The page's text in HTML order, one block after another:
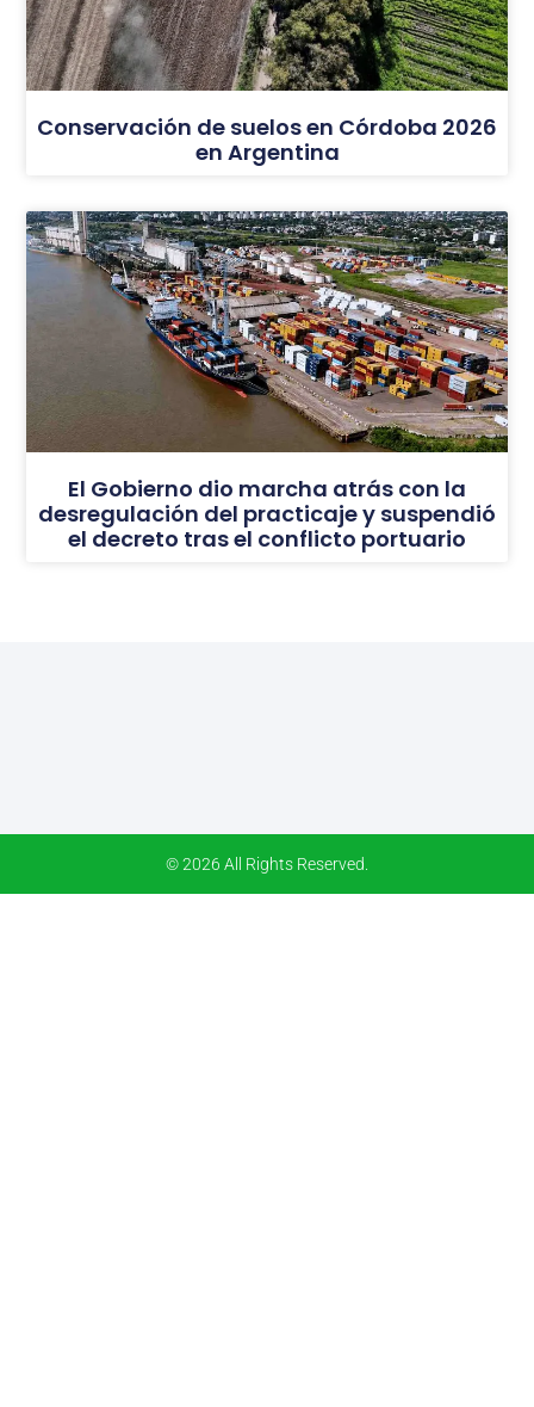
Conservación de suelos en Córdoba 2026
en Argentina
El Gobierno dio marcha atrás con la
desregulación del practicaje y suspendió
el decreto tras el conflicto portuario
© 2026 All Rights Reserved.